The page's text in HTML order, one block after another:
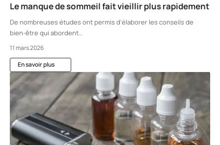
Le manque de sommeil fait vieillir plus rapidement
De nombreuses études ont permis d'élaborer les conseils de
bien-être qui abordent…
11 mars 2026
En savoir plus